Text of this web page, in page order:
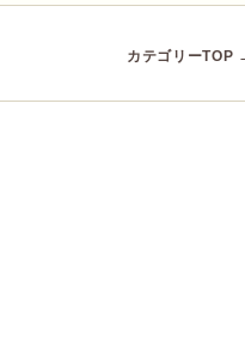
カテゴリーTOP